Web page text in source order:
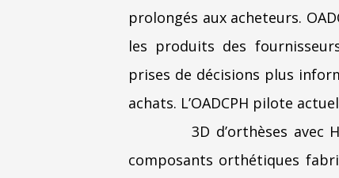
prolongés aux acheteurs.
les produits des
prises de décisions plus
achats. L’OADCPH pilote
3D d’orthèses
composants orthétiques